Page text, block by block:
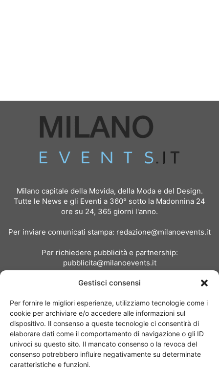
Gestisci consensi
Per fornire le migliori esperienze, utilizziamo tecnologie come i
cookie per archiviare e/o accedere alle informazioni sul
dispositivo. Il consenso a queste tecnologie ci consentirà di
elaborare dati come il comportamento di navigazione o gli ID
univoci su questo sito. Il mancato consenso o la revoca del
consenso potrebbero influire negativamente su determinate
caratteristiche e funzioni.
Milano capitale della Movida, della Moda e del Design.
Tutte le News e gli Eventi a 360° sotto la Madonnina 24
ore su 24, 365 giorni l'anno.
Per inviare comunicati stampa: redazione@milanoevents.it
Per richiedere pubblicità e partnership:
pubblicita@milanoevents.it
Chi siamo I Nostri Clienti